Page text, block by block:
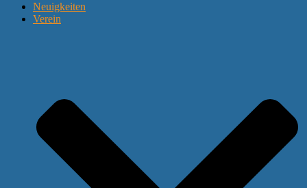
Neuigkeiten
Verein